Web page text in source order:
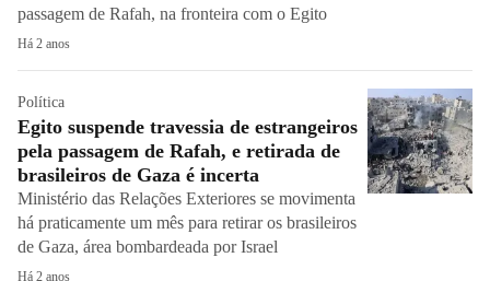
passagem de Rafah, na fronteira com o Egito
Há 2 anos
Política
Egito suspende travessia de estrangeiros
pela passagem de Rafah, e retirada de
brasileiros de Gaza é incerta
Ministério das Relações Exteriores se movimenta
há praticamente um mês para retirar os brasileiros
de Gaza, área bombardeada por Israel
Há 2 anos